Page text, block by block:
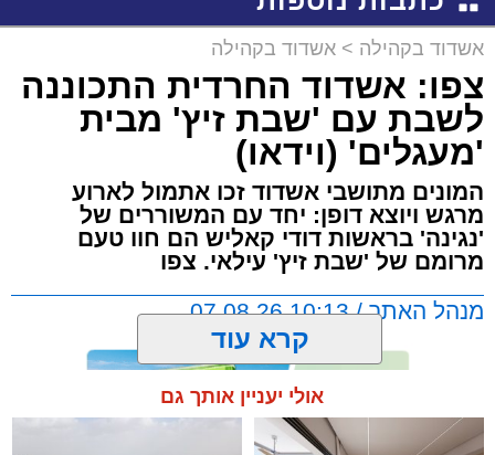
אשדוד בקהילה > אשדוד בקהילה
צפו: אשדוד החרדית התכוננה
לשבת עם 'שבת זיץ' מבית
'מעגלים' (וידאו)
המונים מתושבי אשדוד זכו אתמול לארוע
מרגש ויוצא דופן: יחד עם המשוררים של
'נגינה' בראשות דודי קאליש הם חוו טעם
מרומם של 'שבת זיץ' עילאי. צפו
מנהל האתר / 10:13 07.08.26
קרא עוד
אולי יעניין אותך גם